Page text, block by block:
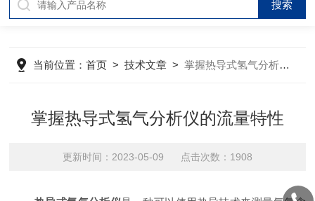
当前位置：首页 >技术文章 >掌握热导式氢气分析仪的流量特性
掌握热导式氢气分析仪的流量特性
更新时间：2023-05-09 点击次数：1908